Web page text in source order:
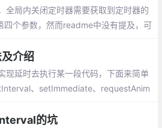
全局内关闭定时器需要获取到定时器的
个参数，然而readme中没有提及，可
介绍
现延时去执行某一段代码，下面来简单
、setImmediate、requestAnim
的坑